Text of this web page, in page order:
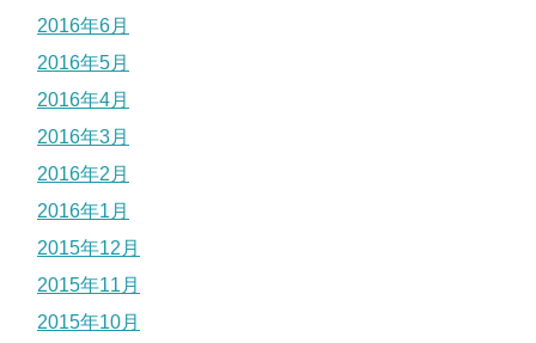
2016年6月
2016年5月
2016年4月
2016年3月
2016年2月
2016年1月
2015年12月
2015年11月
2015年10月